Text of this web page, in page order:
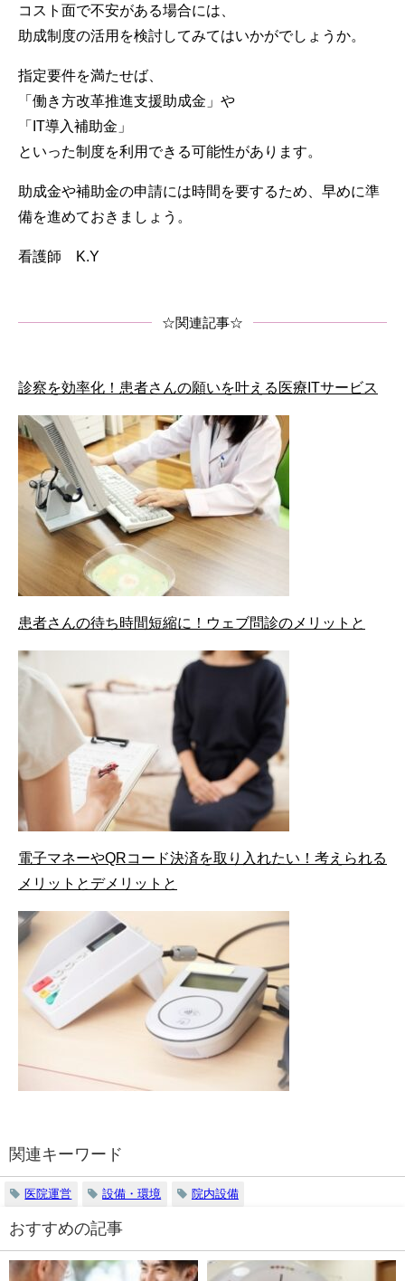
コスト面で不安がある場合には、
助成制度の活用を検討してみてはいかがでしょうか。
指定要件を満たせば、
「働き方改革推進支援助成金」や
「IT導入補助金」
といった制度を利用できる可能性があります。
助成金や補助金の申請には時間を要するため、早めに準
備を進めておきましょう。
看護師 K.Y
☆関連記事☆
診察を効率化！患者さんの願いを叶える医療ITサービス
患者さんの待ち時間短縮に！ウェブ問診のメリットと
電子マネーやQRコード決済を取り入れたい！考えられる
メリットとデメリットと
関連キーワード
医院運営 設備・環境 院内設備
おすすめの記事